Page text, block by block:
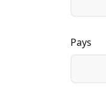
Pays